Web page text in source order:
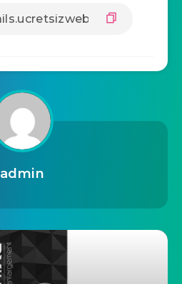
admin